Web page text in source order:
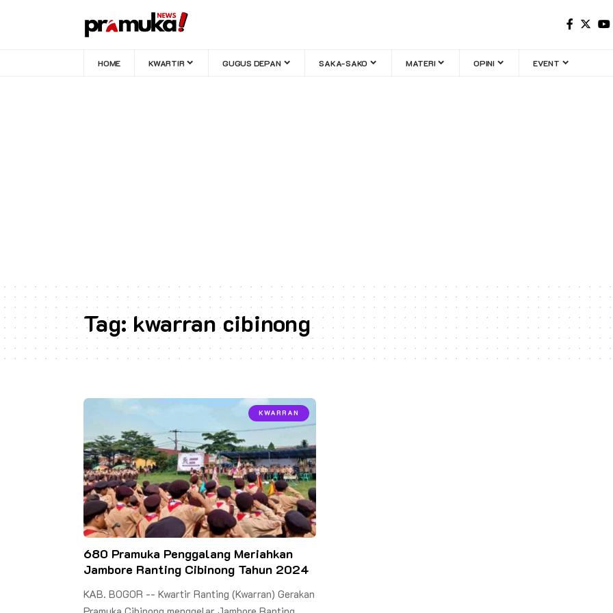
HOME KWARTIR GUGUS DEPAN SAKA-SAKO MATERI OPINI EVENT
Tag:kwarran cibinong
KWARRAN
680 Pramuka Penggalang Meriahkan
Jambore Ranting Cibinong Tahun 2024
KAB. BOGOR -- Kwartir Ranting (Kwarran) Gerakan